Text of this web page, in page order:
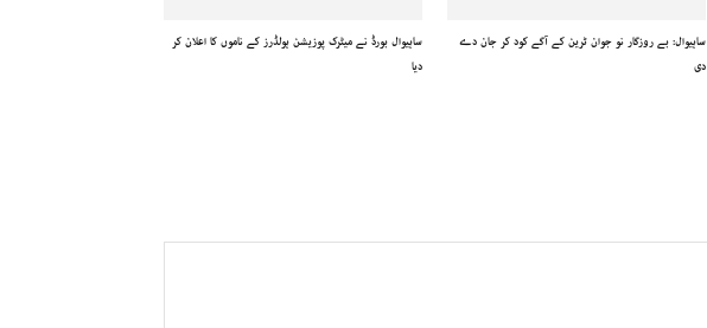
ساہیوال بورڈ نے میٹرک پوزیشن ہولڈرز کے ناموں کا اعلان کر
دیا
ساہیوال: بے روزگار نو جوان ٹرین کے آگے کود کر جان دے
دی